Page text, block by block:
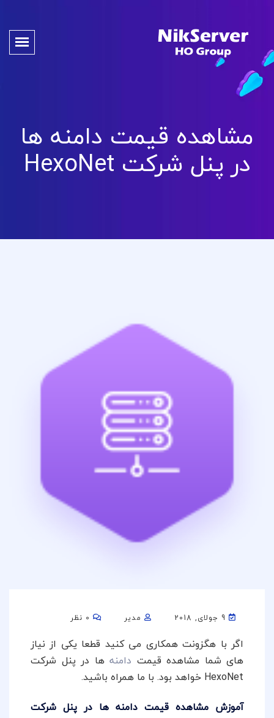
مشاهده قیمت دامنه ها
در پنل شرکت HexoNet
مدیر
اگر با هگزونت همکاری می کنید قطعا یکی از نیاز
های شما مشاهده قیمت دامنه ها در پنل شرکت
HexoNet خواهد بود. با ما همراه باشید.
آموزش مشاهده قیمت دامنه ها در پنل شرکت